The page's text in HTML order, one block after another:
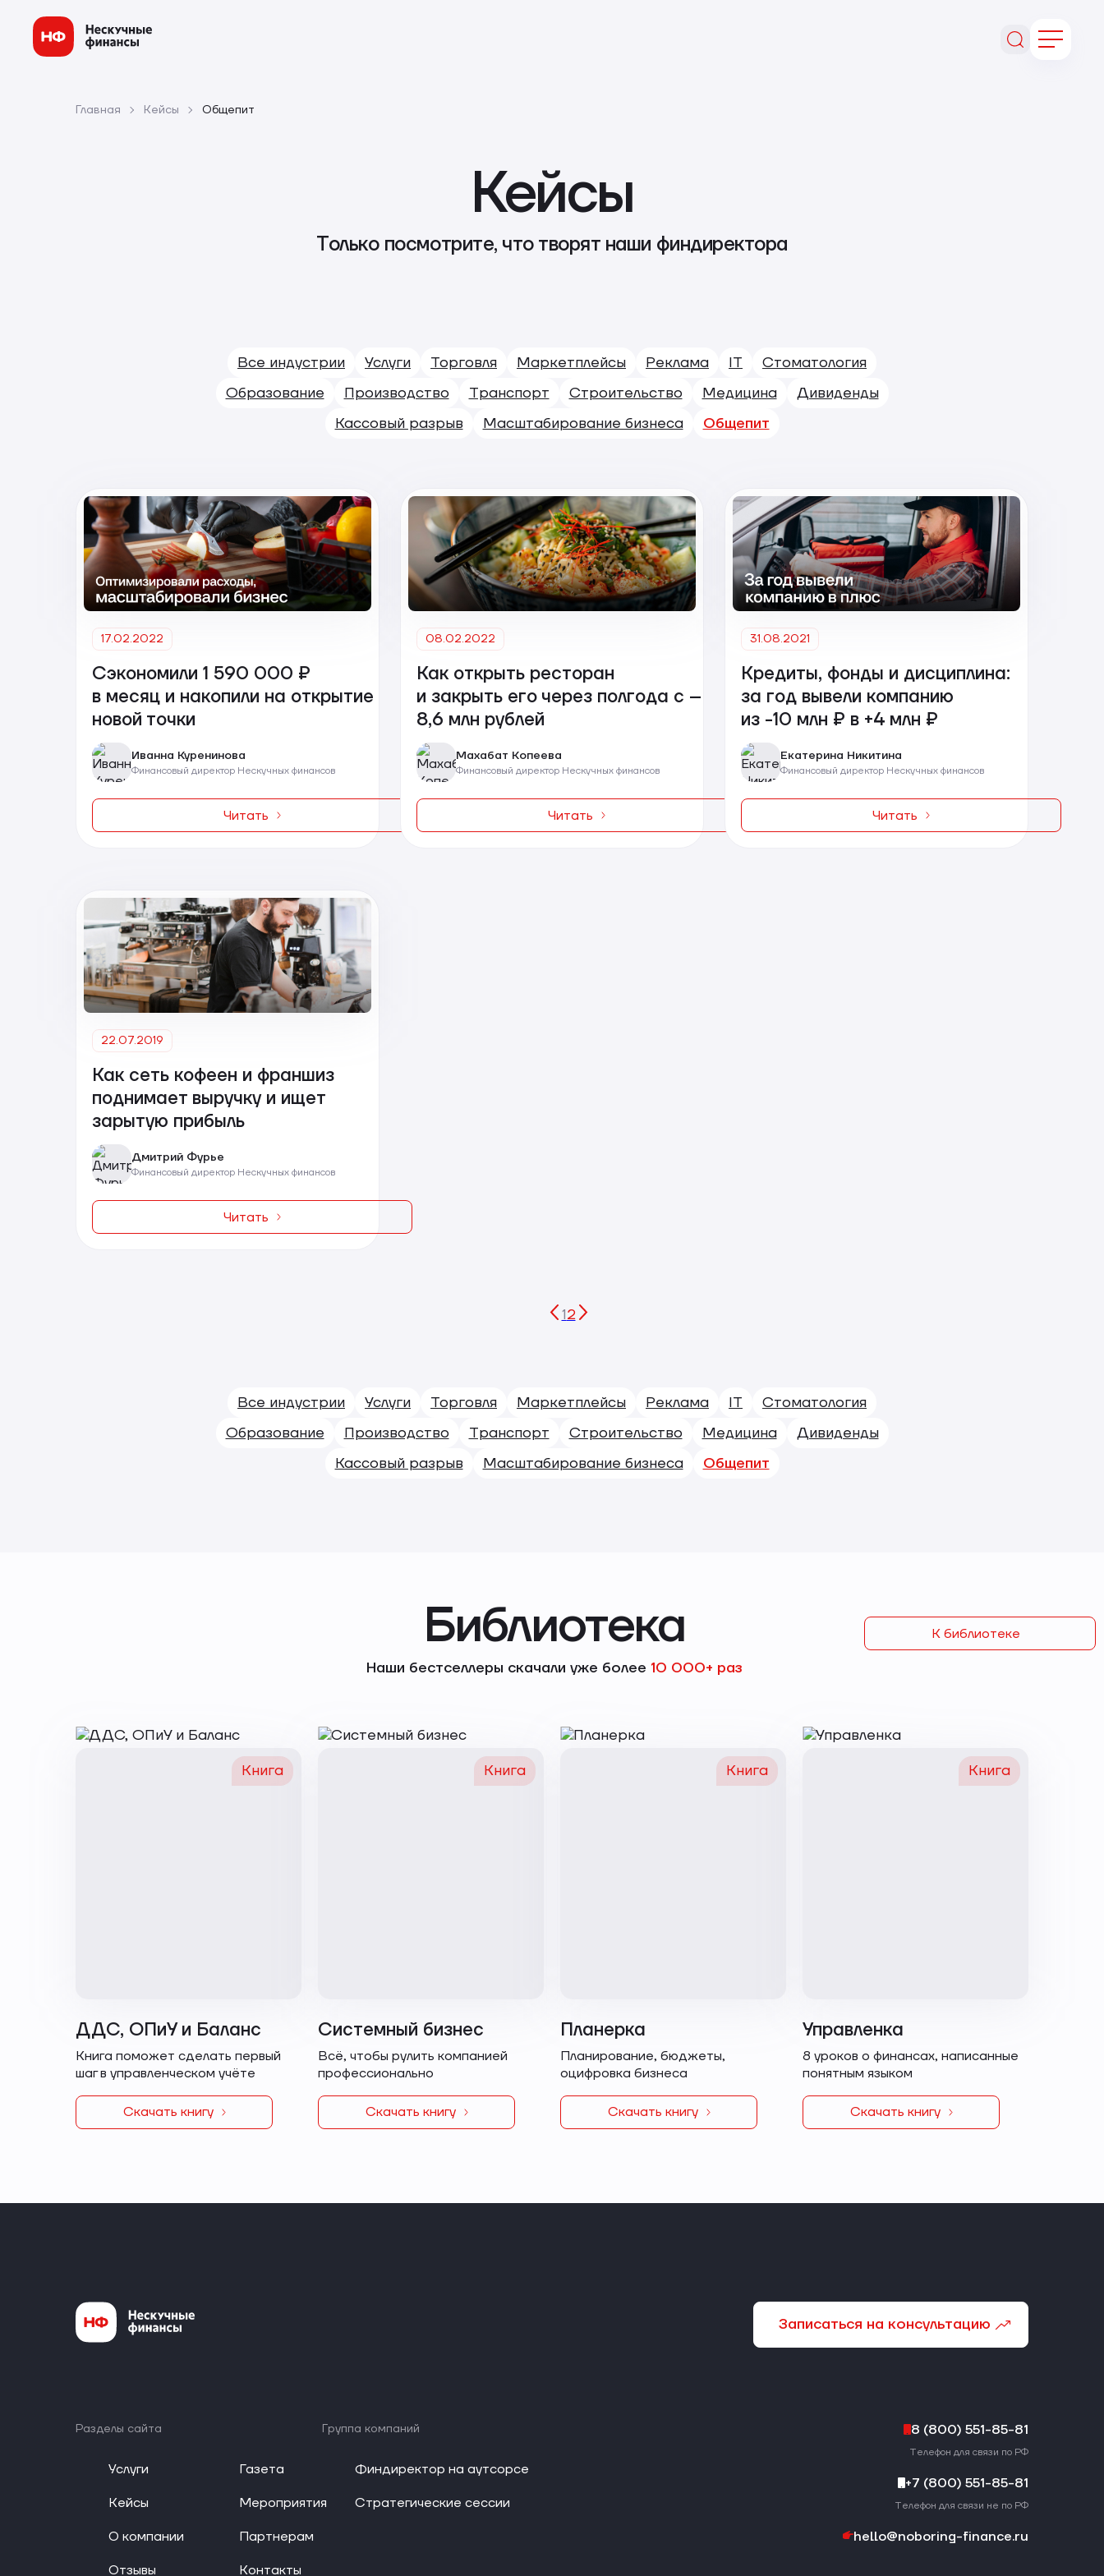
Главная Кейсы Общепит
Кейсы
Только посмотрите, что творят наши финдиректора
Все индустрии Услуги Торговля Маркетплейсы Реклама IT
Стоматология
Образование
Производство Транспорт Строительство Медицина
Дивиденды
Кассовый разрыв
Масштабирование бизнеса Общепит
17.02.2022
Сэкономили 1 590 000 ₽
в месяц и накопили на открытие
новой точки
Иванна Куренинова
Финансовый директор Нескучных финансов
Читать
08.02.2022
Как открыть ресторан
и закрыть его через полгода с –
8,6 млн рублей
Махабат Копеева
Финансовый директор Нескучных финансов
Читать
31.08.2021
Кредиты, фонды и дисциплина:
за год вывели компанию
из -10 млн ₽ в +4 млн ₽
Екатерина Никитина
Финансовый директор Нескучных финансов
Читать
22.07.2019
Как сеть кофеен и франшиз
поднимает выручку и ищет
зарытую прибыль
Дмитрий Фурье
Финансовый директор Нескучных финансов
Читать
12
Все индустрии Услуги Торговля Маркетплейсы Реклама IT
Стоматология
Образование
Производство Транспорт Строительство Медицина
Дивиденды
Кассовый разрыв
Масштабирование бизнеса Общепит
Библиотека
Наши бестселлеры скачали уже более 10 000+ раз
К библиотеке
Книга
ДДС, ОПиУ и Баланс
Книга поможет сделать первый
шаг в управленческом учёте
Скачать книгу
Книга
Системный бизнес
Всё, чтобы рулить компанией
профессионально
Скачать книгу
Книга
Планерка
Планирование, бюджеты,
оцифровка бизнеса
Скачать книгу
Книга
Управленка
8 уроков о финансах, написанные
понятным языком
Скачать книгу
Записаться на консультацию
Разделы сайта
Услуги
Кейсы
О компании
Отзывы
Газета
Мероприятия
Партнерам
Контакты
Группа компаний
Финдиректор на аутсорсе
Стратегические сессии
8 (800) 551-85-81
Телефон для связи по РФ
+7 (800) 551-85-81
Телефон для связи не по РФ
hello@noboring-finance.ru